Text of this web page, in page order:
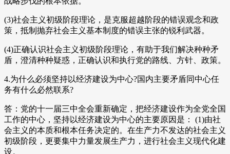
(3)社会主义初级阶段理论，是克服超越阶段的错误观念和政
策，抵制抛弃社会主义基本制度的错误主张的锐利武器。
(4)正确认识社会主义初级阶段理论，有助于我们解决种种矛
盾，澄清种种疑惑，正确认识和执行党的路线、方针、政策。
4.为什么必须坚持以经济建设为中心?国内主要矛盾同中心任
务有什么必然联系?
答：党的十一届三中全会重新确定，把经济建设作为全党全国
工作的中心，坚持以经济建设为中心的主要原因是： (1)由社
会主义的本质和根本任务决定的。在生产力不发达的社会主义
初级阶段，更要集中力量发展生产力，进行社会主义现代化建
设。